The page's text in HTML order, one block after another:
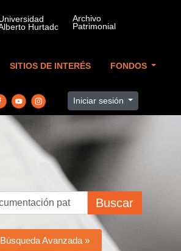
SITIOS DE INTERÉS FONDOS
Iniciar sesión
Buscar
Búsqueda Avanzada »